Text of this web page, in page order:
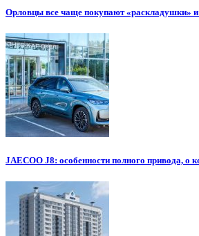
Орловцы все чаще покупают «раскладушки»
JAECOO J8: особенности полного привода, о